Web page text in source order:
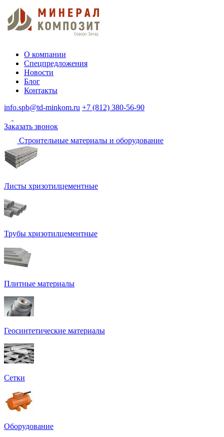
О компании
Спецпредложения
Новости
Блог
Контакты
info.spb@td-minkom.ru +7 (812) 380-56-90
Заказать звонок
Строительные материалы и оборудование
Листы хризотилцементные
Трубы хризотилцементные
Плитные материалы
Геосинтетические материалы
Сетки
Оборудование